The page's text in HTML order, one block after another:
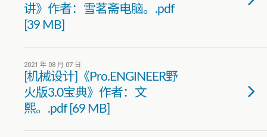
讲》作者：雪茗斋电脑。.pdf
[39 MB]
2021 年 08 月 07 日
[机械设计]《Pro.ENGINEER野
火版3.0宝典》作者：文
熙。.pdf [69 MB]